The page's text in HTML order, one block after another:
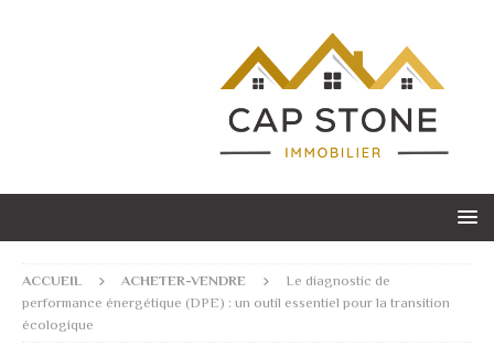
ACCUEIL ACHETER-VENDRE
Le diagnostic de
performance énergétique (DPE) : un outil essentiel pour la transition
écologique